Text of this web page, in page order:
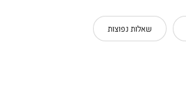
שאלות נפוצות